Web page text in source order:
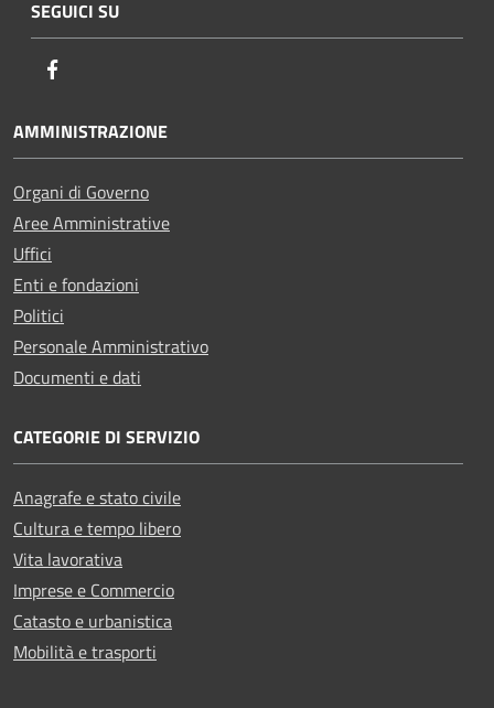
SEGUICI SU
AMMINISTRAZIONE
Organi di Governo
Aree Amministrative
Uffici
Enti e fondazioni
Politici
Personale Amministrativo
Documenti e dati
CATEGORIE DI SERVIZIO
Anagrafe e stato civile
Cultura e tempo libero
Vita lavorativa
Imprese e Commercio
Catasto e urbanistica
Mobilità e trasporti